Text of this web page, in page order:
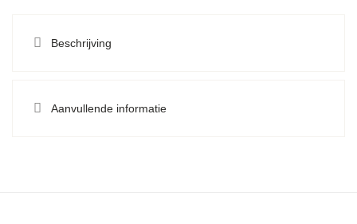
Beschrijving
Aanvullende informatie